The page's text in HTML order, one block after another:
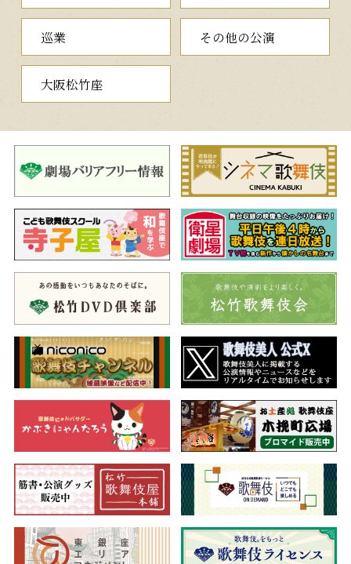
ます。誤りだったと供侍の求めに応じて浜松屋幸兵衛は百両の金
を渡します。立ち去ろうとする二人を玉島逸当という侍が呼び止
め、娘が男であると見破ります。実はこの二人は盗賊の弁天小僧
菊之助、南郷力丸という盗賊の二人組。そして逸当こそ盗賊の首
領、日本駄右衛門で、全ては浜松屋の金を奪い取ろうとする企み
でした。追手を逃れ、稲瀬川に勢揃いした白浪五人男は、名乗り
河竹黙阿弥の七五調の名台詞に彩られた人気演目を上演しま
二、忍夜恋曲者（しのびよるこいはくせもの）
◆妖しい耽美な世界が展開する見どころあふれる舞踊劇
していた古御所に蝦蟇の妖術を使う妖怪が棲むと聞き、大宅太郎
光圀がただ一人で征伐にやって来ます。ところが光圀の前に現れ
たのは、島原の傾城如月と名乗る妖艶な美女。怪しい女だと悟ら
えて光圀に抵抗します。しかし光圀に追い詰められた滝夜叉姫は
妖術で姿を消すのでした。
常磐津の名曲による舞踊劇をお楽しみください。
第三部
一、盛綱陣屋（もりつなじんや）
◆兄弟が敵味方に別れて戦う悲劇の物語
盛綱と高綱兄弟は敵味方に分かれて戦うこととなります。鎌倉方
である盛綱のもとに、高綱の一子小四郎が生け捕りになり、さら
巡業 その他の公演
大阪松竹座